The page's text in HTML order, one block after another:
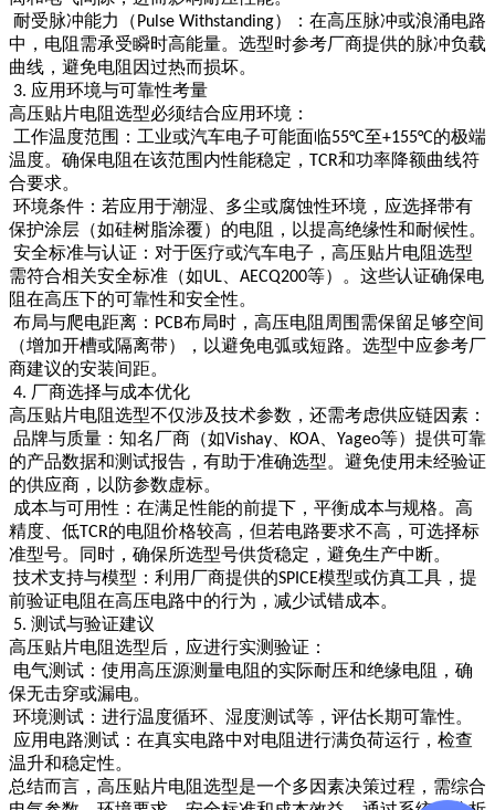
耐受脉冲能力（ Pulse Withstanding）：在高压脉冲或浪涌电路
中，电阻需承受瞬时高能量。选型时参考厂商提供的脉冲负载
曲线，避免电阻因过热而损坏。
3. 应用环境与可靠性考量
高压贴片电阻选型必须结合应用环境：
工作温度范围：工业或汽车电子可能面临55°C至+155°C的极端
温度。确保电阻在该范围内性能稳定， TCR和功率降额曲线符
合要求。
环境条件：若应用于潮湿、多尘或腐蚀性环境，应选择带有
保护涂层（如硅树脂涂覆）的电阻，以提高绝缘性和耐候性。
安全标准与认证：对于医疗或汽车电子，高压贴片电阻选型
需符合相关安全标准（如UL AECQ200等）。这些认证确保电
阻在高压下的可靠性和安全性。
布局与爬电距离： PCB布局时，高压电阻周围需保留足够空间
（增加开槽或隔离带），以避免电弧或短路。选型中应参考厂
商建议的安装间距。
4. 厂商选择与成本优化
高压贴片电阻选型不仅涉及技术参数，还需考虑供应链因素：
品牌与质量：知名厂商（如Vishay KOA Yageo等）提供可靠
的产品数据和测试报告，有助于准确选型。避免使用未经验证
的供应商，以防参数虚标。
成本与可用性：在满足性能的前提下，平衡成本与规格。高
精度、低TCR的电阻价格较高，但若电路要求不高，可选择标
准型号。同时，确保所选型号供货稳定，避免生产中断。
技术支持与模型：利用厂商提供的SPICE模型或仿真工具，提
前验证电阻在高压电路中的行为，减少试错成本。
5. 测试与验证建议
高压贴片电阻选型后，应进行实测验证：
电气测试：使用高压源测量电阻的实际耐压和绝缘电阻，确
保无击穿或漏电。
环境测试：进行温度循环、湿度测试等，评估长期可靠性。
应用电路测试：在真实电路中对电阻进行满负荷运行，检查
温升和稳定性。
总结而言，高压贴片电阻选型是一个多因素决策过程，需综合